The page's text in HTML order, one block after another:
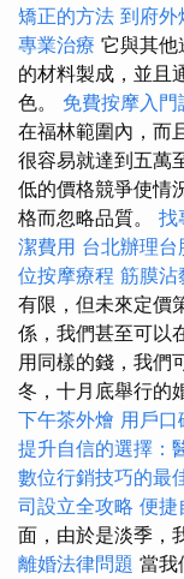
矯正的方法 到府外
專業治療 它與其他
的材料製成，並且
色。 免費按摩入門
在福林範圍內，而
很容易就達到五萬
低的價格競爭使情
格而忽略品質。 找
潔費用 台北辦理
位按摩療程 筋膜沾
有限，但未來定價
係，我們甚至可以
用同樣的錢，我們
冬，十月底舉行的
下午茶外燴 用戶口
提升自信的選擇：
數位行銷技巧的最
司設立全攻略 便捷
面，由於是淡季，
離婚法律問題 當我